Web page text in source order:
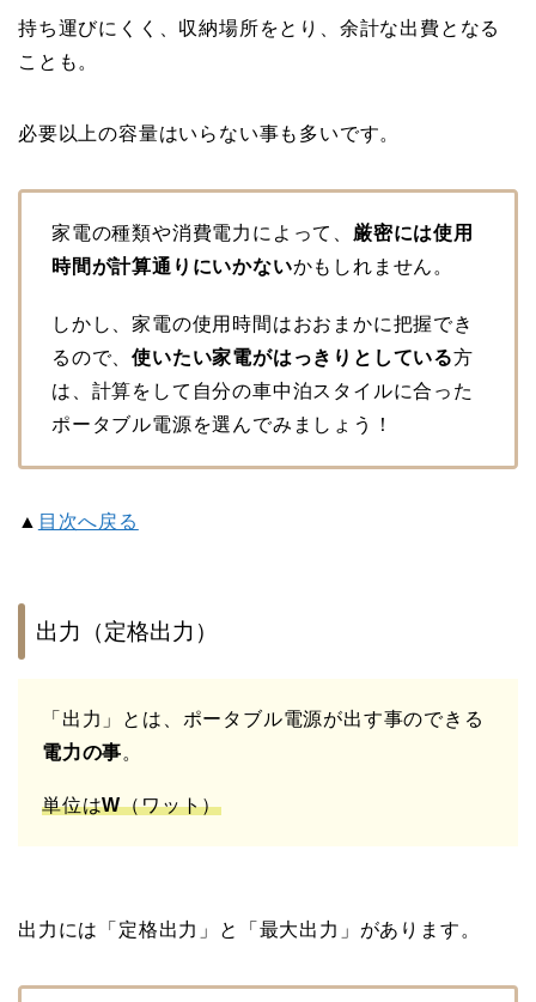
持ち運びにくく、収納場所をとり、余計な出費となる
ことも。
必要以上の容量はいらない事も多いです。
家電の種類や消費電力によって、 厳密には使用
時間が計算通りにいかないかもしれません。
しかし、家電の使用時間はおおまかに把握でき
るので、使いたい家電がはっきりとしている方
は、計算をして自分の車中泊スタイルに合った
ポータブル電源を選んでみましょう！
▲ 目次へ戻る
出力（定格出力）
「出力」とは、ポータブル電源が出す事のできる
電力の事。
単位はW（ワット）
出力には「定格出力」と「最大出力」があります。